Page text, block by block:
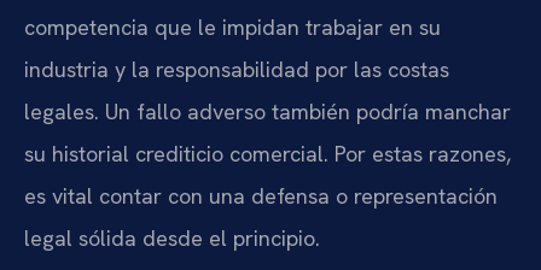
competencia que le impidan trabajar en su
industria y la responsabilidad por las costas
legales. Un fallo adverso también podría manchar
su historial crediticio comercial. Por estas razones,
es vital contar con una defensa o representación
legal sólida desde el principio.